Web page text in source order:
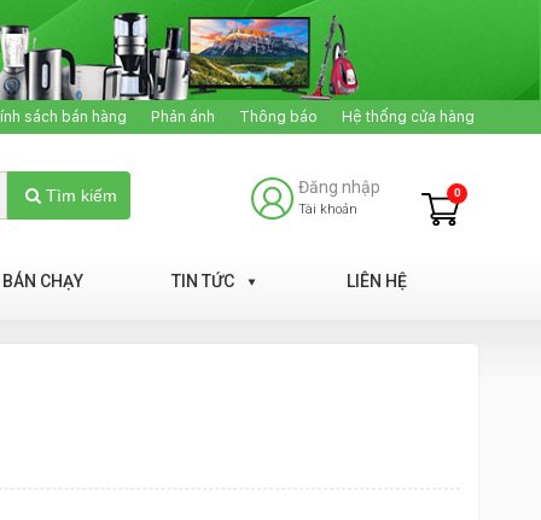
sách bán hàng Phản ánh Thông báo Hệ thống cửa hàng
Tìm kiếm Đăng nhập
Tài khoản
0
BÁN CHẠY TIN TỨC LIÊN HỆ